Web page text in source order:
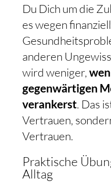
Du Dich um die
es wegen
anderen
wird weniger,
gegenwärtigen
verankerst. Das
Vertrauen,
Vertrauen.
Praktische
Alltag